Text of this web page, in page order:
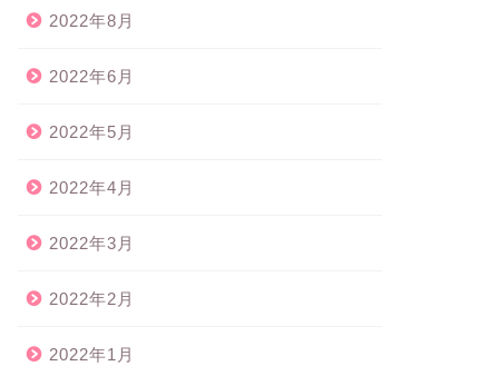
2022年8月
2022年6月
2022年5月
2022年4月
2022年3月
2022年2月
2022年1月